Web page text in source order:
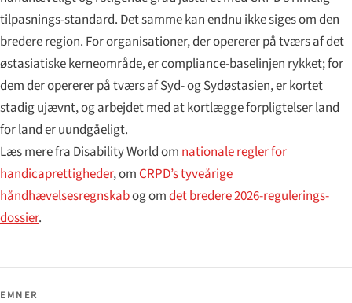
tilpasnings-standard. Det samme kan endnu ikke siges om den
bredere region. For organisationer, der opererer på tværs af det
østasiatiske kerneområde, er compliance-baselinjen rykket; for
dem der opererer på tværs af Syd- og Sydøstasien, er kortet
stadig ujævnt, og arbejdet med at kortlægge forpligtelser land
for land er uundgåeligt.
Læs mere fra Disability World om nationale regler for
handicaprettigheder, om CRPD’s tyveårige
håndhævelsesregnskabog omdet bredere 2026-regulerings-
dossier.
EMNER